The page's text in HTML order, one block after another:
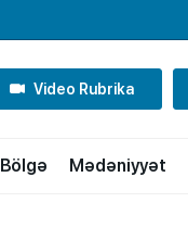
Video Rubrika
Bölgə Mədəniyyət